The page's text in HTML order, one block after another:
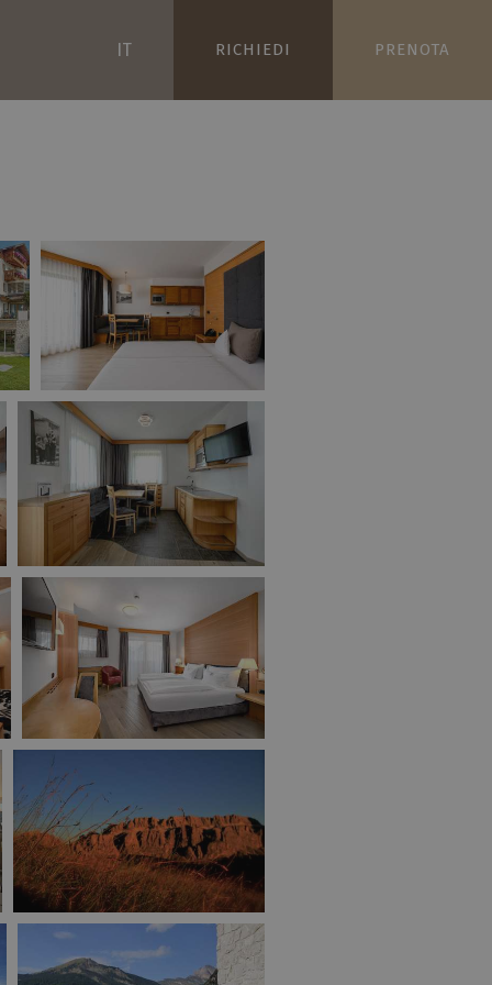
PRENOTA
RICHIEDI
IT